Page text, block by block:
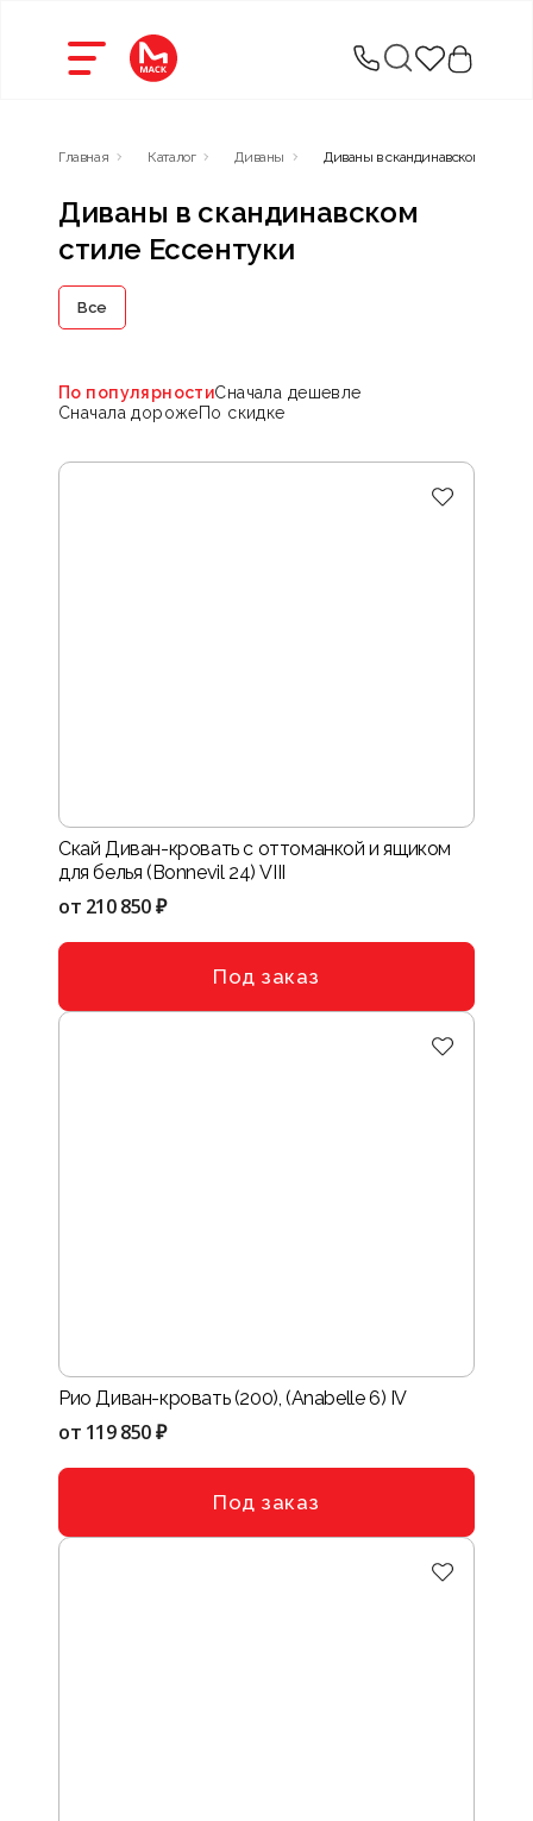
Главная Каталог Диваны Диваны в скандинавском стиле
Диваны в скандинавском
стиле Ессентуки
Все
По популярностиСначала дешевле
Сначала дорожеПо скидке
Скай Диван-кровать с оттоманкой и ящиком
для белья (Bonnevil 24) VIII
от 210 850 ₽
Под заказ
Рио Диван-кровать (200), (Anabelle 6) IV
от 119 850 ₽
Под заказ